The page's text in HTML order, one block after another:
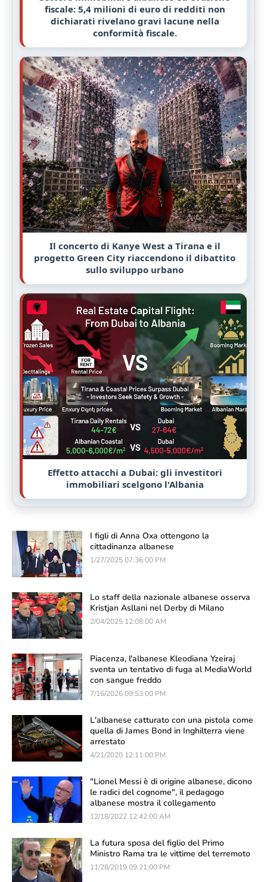
fiscale: 5,4 milioni di euro di redditi non
dichiarati rivelano gravi lacune nella
conformità fiscale.
Il concerto di Kanye West a Tirana e il
progetto Green City riaccendono il dibattito
sullo sviluppo urbano
Effetto attacchi a Dubai: gli investitori
immobiliari scelgono l'Albania
I figli di Anna Oxa ottengono la
cittadinanza albanese
1/27/2025 07:36:00 PM
Lo staff della nazionale albanese osserva
Kristjan Asllani nel Derby di Milano
2/04/2025 12:08:00 AM
Piacenza, l'albanese Kleodiana Yzeiraj
sventa un tentativo di fuga al MediaWorld
con sangue freddo
7/16/2026 09:53:00 PM
L'albanese catturato con una pistola come
quella di James Bond in Inghilterra viene
arrestato
4/21/2020 12:11:00 PM
"Lionel Messi è di origine albanese, dicono
le radici del cognome", il pedagogo
albanese mostra il collegamento
12/18/2022 12:42:00 AM
La futura sposa del figlio del Primo
Ministro Rama tra le vittime del terremoto
11/28/2019 09:21:00 PM